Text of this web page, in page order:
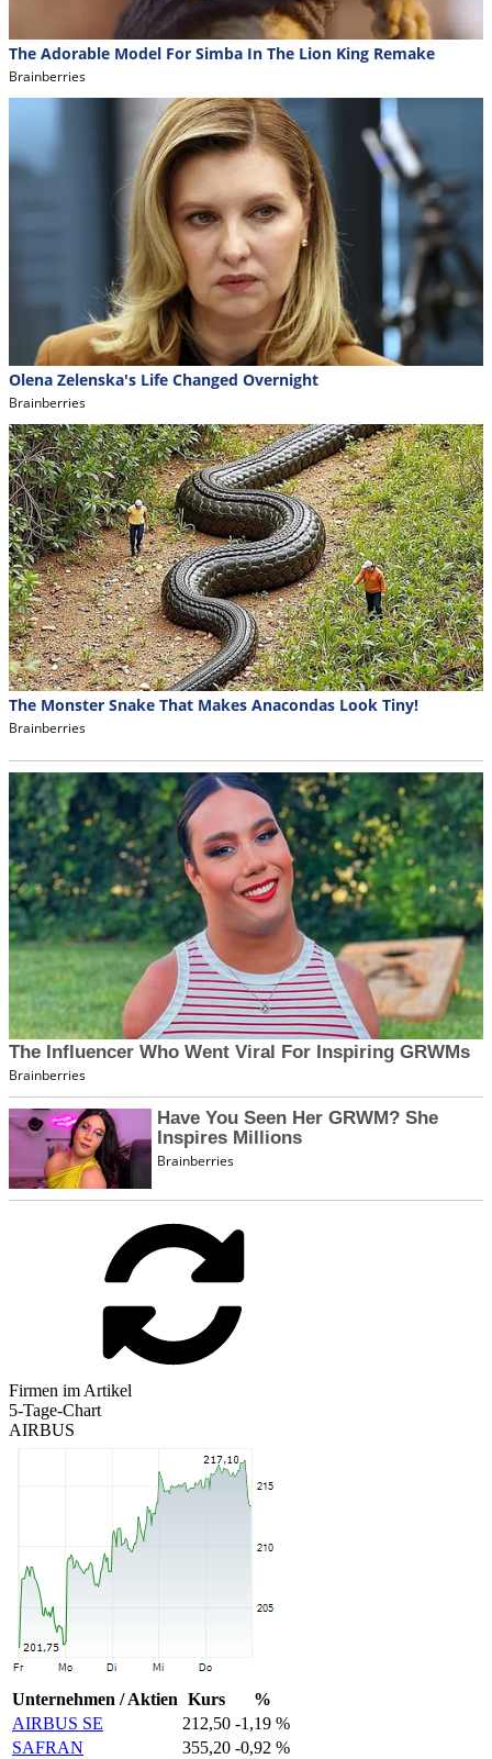
Firmen im Artikel
5-Tage-Chart
AIRBUS
Unternehmen / Aktien Kurs
%
AIRBUS SE
212,50 -1,19 %
SAFRAN
355,20 -0,92 %